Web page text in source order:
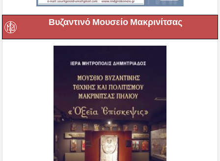
Βυζαντινό Μουσείο Μακρινίτσας